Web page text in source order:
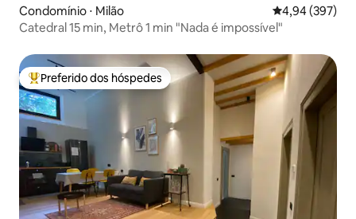
Condomínio ⋅ Milão 4,94 de uma
4,94 (397)
Catedral 15 min, Metrô 1 min "Nada é impossível"
Entre os melhores preferidos dos hóspedes
Preferido dos hóspedes